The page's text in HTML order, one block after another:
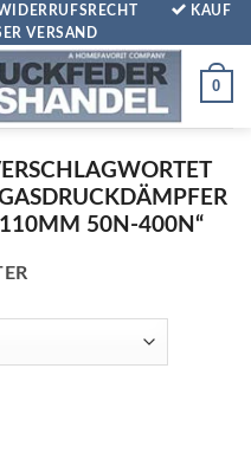
WIDERRUFSRECHT
KAUF
VERSAND
0
50N-400N“